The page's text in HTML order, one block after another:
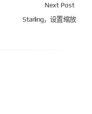
Next Post
Starling，设置缩放